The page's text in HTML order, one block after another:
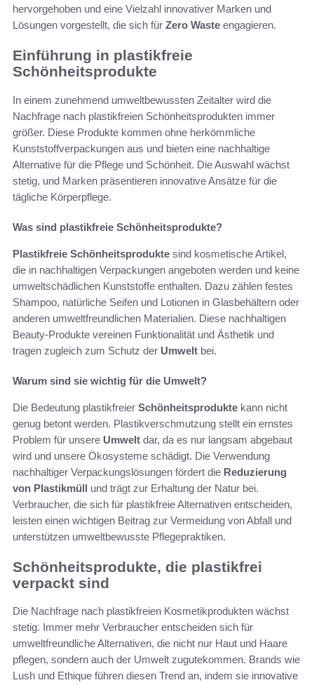
hervorgehoben und eine Vielzahl innovativer Marken und
Lösungen vorgestellt, die sich für Zero Waste engagieren.
Einführung in plastikfreie
Schönheitsprodukte
In einem zunehmend umweltbewussten Zeitalter wird die
Nachfrage nach plastikfreien Schönheitsprodukten immer
größer. Diese Produkte kommen ohne herkömmliche
Kunststoffverpackungen aus und bieten eine nachhaltige
Alternative für die Pflege und Schönheit. Die Auswahl wächst
stetig, und Marken präsentieren innovative Ansätze für die
tägliche Körperpflege.
Was sind plastikfreie Schönheitsprodukte?
Plastikfreie Schönheitsprodukte sind kosmetische Artikel,
die in nachhaltigen Verpackungen angeboten werden und keine
umweltschädlichen Kunststoffe enthalten. Dazu zählen festes
Shampoo, natürliche Seifen und Lotionen in Glasbehältern oder
anderen umweltfreundlichen Materialien. Diese nachhaltigen
Beauty-Produkte vereinen Funktionalität und Ästhetik und
tragen zugleich zum Schutz der Umwelt bei.
Warum sind sie wichtig für die Umwelt?
Die Bedeutung plastikfreier Schönheitsprodukte kann nicht
genug betont werden. Plastikverschmutzung stellt ein ernstes
Problem für unsere Umwelt dar, da es nur langsam abgebaut
wird und unsere Ökosysteme schädigt. Die Verwendung
nachhaltiger Verpackungslösungen fördert die Reduzierung
von Plastikmüll und trägt zur Erhaltung der Natur bei.
Verbraucher, die sich für plastikfreie Alternativen entscheiden,
leisten einen wichtigen Beitrag zur Vermeidung von Abfall und
unterstützen umweltbewusste Pflegepraktiken.
Schönheitsprodukte, die plastikfrei
verpackt sind
Die Nachfrage nach plastikfreien Kosmetikprodukten wächst
stetig. Immer mehr Verbraucher entscheiden sich für
umweltfreundliche Alternativen, die nicht nur Haut und Haare
pflegen, sondern auch der Umwelt zugutekommen. Brands wie
Lush und Ethique führen diesen Trend an, indem sie innovative